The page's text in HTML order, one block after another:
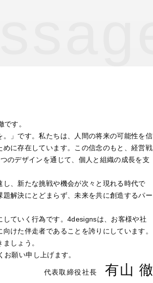
す。
」です。私たちは、人間の将来の可能性を信
に存在しています。この信念のもと、経営戦
のデザインを通じて、個人と組織の成長を支
、新たな挑戦や機会が次々と現れる時代で
解決にとどまらず、未来を共に創造するパー
していく行為です。4designsは、お客様や社
けた伴走者であることを誇りにしています。
しょう。
願い申し上げます。
代表取締役社長 有山 徹